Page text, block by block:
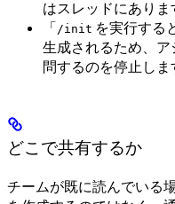
はスレッドにありま
「/init を実行する
生成されるため、
問するのを停止しま
どこで共有するか
チームが既に読んでいる